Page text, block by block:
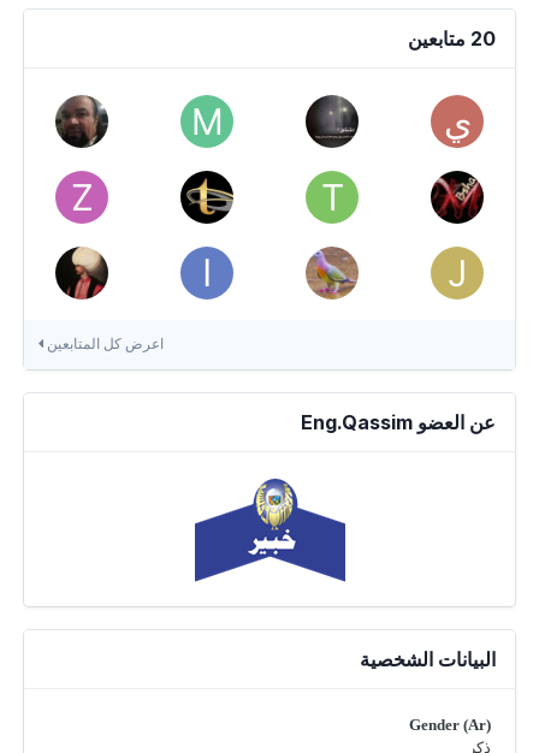
20 متابعين
اعرض كل المتابعين
عن العضو Eng.Qassim
البيانات الشخصية
Gender (Ar)
ذكر